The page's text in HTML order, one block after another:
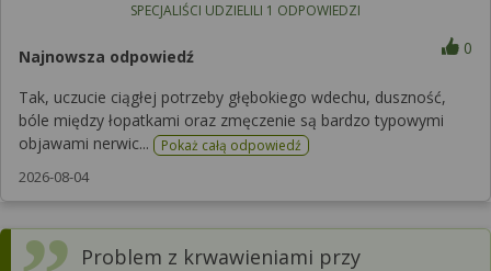
SPECJALIŚCI UDZIELILI 1 ODPOWIEDZI
Najnowsza odpowiedź 0
Tak, uczucie ciągłej potrzeby głębokiego wdechu, duszność,
bóle między łopatkami oraz zmęczenie są bardzo typowymi
objawami nerwic...
Pokaż całą odpowiedź
2026-08-04
Problem z krwawieniami przy